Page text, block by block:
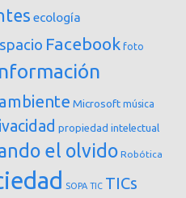
ecología
Facebook foto
Microsoft música
propiedad intelectual
el olvido Robótica
SOPA TIC TICs